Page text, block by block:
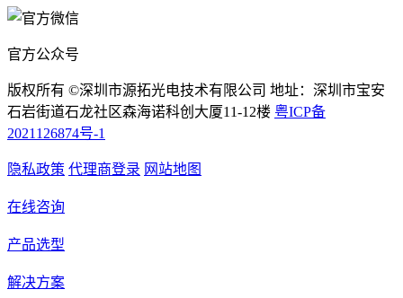
官方公众号
版权所有 ©深圳市源拓光电技术有限公司 地址：深圳市宝安
石岩街道石龙社区森海诺科创大厦11-12楼 粤ICP备
2021126874号-1
隐私政策 代理商登录 网站地图
在线咨询
产品选型
解决方案